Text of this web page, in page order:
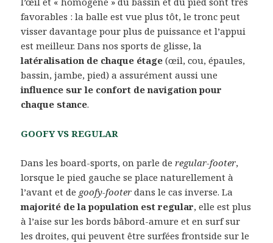
favorables : la balle est vue plus tôt, le tronc peut
visser davantage pour plus de puissance et l’appui
est meilleur. Dans nos sports de glisse, la
latéralisation de chaque étage(œil, cou, épaules,
bassin, jambe, pied) a assurément aussi une
influence sur le confort de navigation pour
chaque stance.
GOOFY VS REGULAR
Dans les board-sports, on parle deregular-footer,
lorsque le pied gauche se place naturellement à
l’avant et de goofy-footer dans le cas inverse. La
majorité de la population est regular, elle est plus
à l’aise sur les bords bâbord-amure et en surf sur
les droites, qui peuvent être surfées frontside sur le